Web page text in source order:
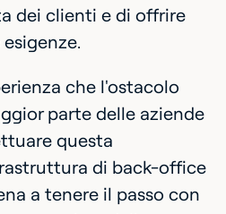
dei clienti e di offrire
che l'ostacolo
parte delle aziende
questa
di back-office
a tenere il passo con